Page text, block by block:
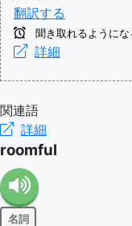
翻訳する
聞き取れるようにな
詳細
関連語
詳細
roomful
名詞